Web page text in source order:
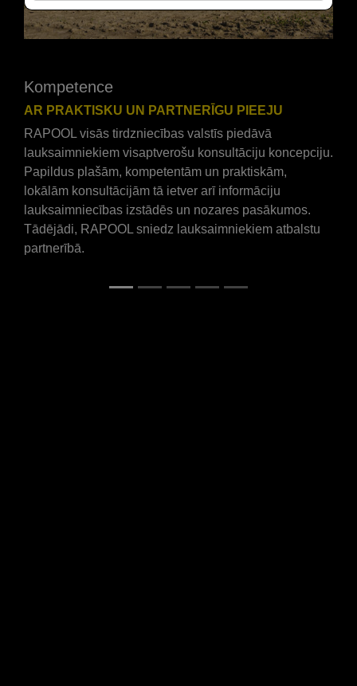
Kompetence
AR PRAKTISKU UN PARTNERĪGU PIEEJU
RAPOOL visās tirdzniecības valstīs piedāvā
lauksaimniekiem visaptverošu konsultāciju koncepciju.
Papildus plašām, kompetentām un praktiskām,
lokālām konsultācijām tā ietver arī informāciju
lauksaimniecības izstādēs un nozares pasākumos.
Tādējādi, RAPOOL sniedz lauksaimniekiem atbalstu
partnerībā.